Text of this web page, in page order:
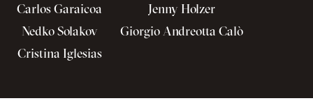
Carlos Garaicoa
Nedko Solakov
Cristina Iglesias
Jenny Holzer
Giorgio Andreotta Calò